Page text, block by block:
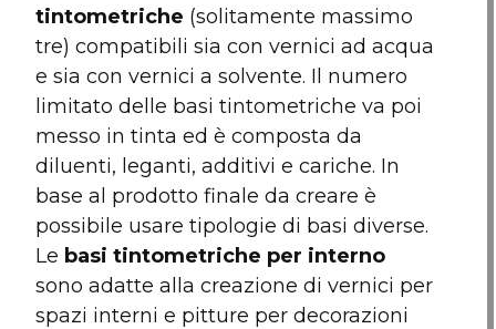
tintometriche (solitamente massimo
tre) compatibili sia con vernici ad acqua
e sia con vernici a solvente. Il numero
limitato delle basi tintometriche va poi
messo in tinta ed è composta da
diluenti, leganti, additivi e cariche. In
base al prodotto finale da creare è
possibile usare tipologie di basi diverse.
Le basi tintometriche per interno
sono adatte alla creazione di vernici per
spazi interni e pitture per decorazioni